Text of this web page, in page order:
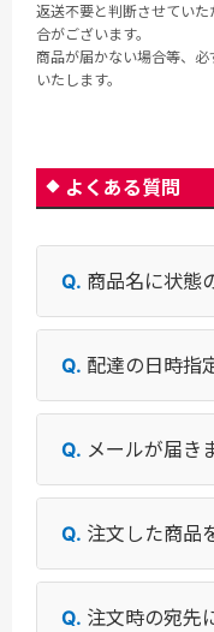
返送不要と判断させてい
合がございます。
商品が届かない場合等、
いたします。
よくある質問
商品名に状態
配達の日時指
メールが届き
注文した商品
注文時の宛先